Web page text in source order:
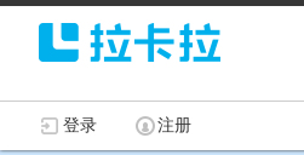
登录 注册